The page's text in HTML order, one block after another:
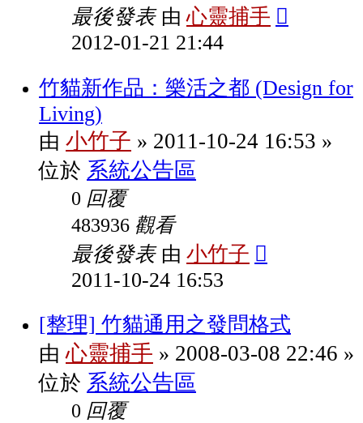
最後發表 由心靈捕手
2012-01-21 21:44
竹貓新作品：樂活之都 (Design for
Living)
由 小竹子 » 2011-10-24 16:53 »
位於 系統公告區
0 回覆
483936 觀看
最後發表 由 小竹子
2011-10-24 16:53
[整理] 竹貓通用之發問格式
由心靈捕手 » 2008-03-08 22:46 »
位於 系統公告區
0 回覆